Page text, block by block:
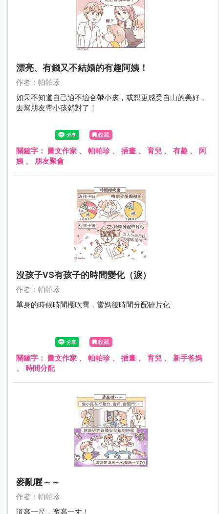
漂亮、有錢又不結婚的有趣阿姨！
作者：帕帕珍
如果不知道自己適不適合帶小孩，或想更感受自由的美好，
去幫朋友帶小孩就對了！
收藏
關鍵字： 圖文作家 、 帕帕珍、 插畫 、 育兒 、 有趣 、
阿
姨 、 朋友聚會
沒孩子VS有孩子的時間變化（淚）
作者：帕帕珍
單身的時候時間櫻吹雪，當媽後時間分配碎片化
收藏
關鍵字： 圖文作家 、 帕帕珍、 插畫 、 育兒 、 新手爸媽
、 時間分配
麥亂喔～～
作者：帕帕珍
道高一尺，魔高一丈！